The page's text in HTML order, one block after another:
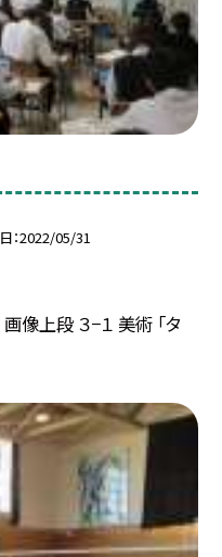
2022/05/31
像上段 ３−１ 美術 「タ